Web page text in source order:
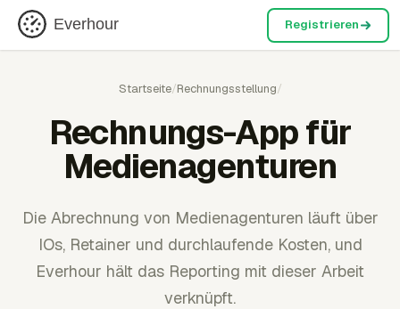
Everhour Registrieren
Startseite/Rechnungsstellung/
Rechnungs-App für
Medienagenturen
Die Abrechnung von Medienagenturen läuft über
IOs, Retainer und durchlaufende Kosten, und
Everhour hält das Reporting mit dieser Arbeit
verknüpft.